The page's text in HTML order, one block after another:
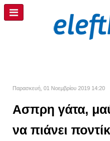
Παρασκευή, 01 Νοεμβρίου 2019 14:20
Ασπρη γάτα,
να πιάνει